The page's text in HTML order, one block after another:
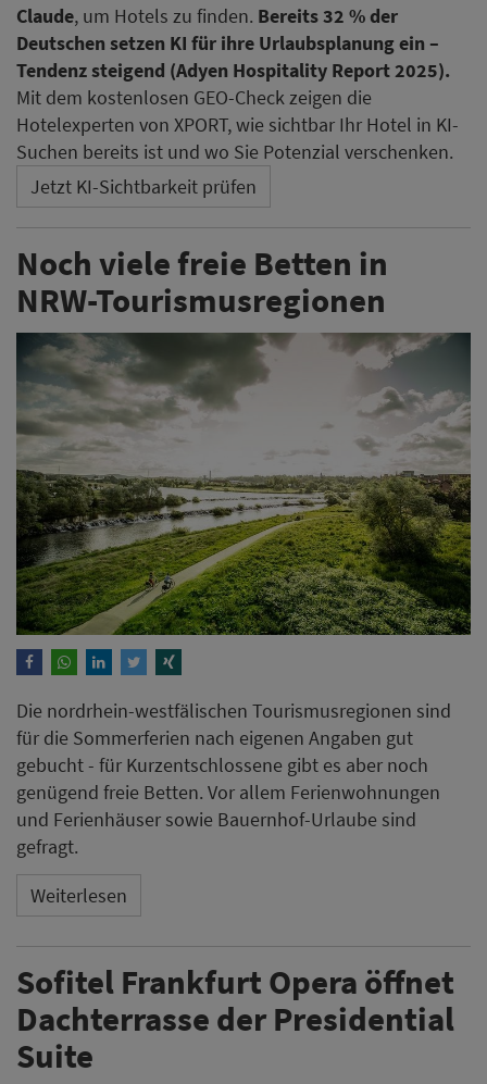
Claude, um Hotels zu finden. Bereits 32 % der
Deutschen setzen KI für ihre Urlaubsplanung ein –
Tendenz steigend (Adyen Hospitality Report 2025).
Mit dem kostenlosen GEO-Check zeigen die
Hotelexperten von XPORT, wie sichtbar Ihr Hotel in KI-
Suchen bereits ist und wo Sie Potenzial verschenken.
Jetzt KI-Sichtbarkeit prüfen
Noch viele freie Betten in
NRW-Tourismusregionen
Die nordrhein-westfälischen Tourismusregionen sind
für die Sommerferien nach eigenen Angaben gut
gebucht - für Kurzentschlossene gibt es aber noch
genügend freie Betten. Vor allem Ferienwohnungen
und Ferienhäuser sowie Bauernhof-Urlaube sind
gefragt.
Weiterlesen
Sofitel Frankfurt Opera öffnet
Dachterrasse der Presidential
Suite